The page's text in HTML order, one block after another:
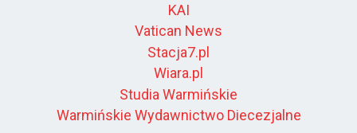
KAI
Vatican News
Stacja7.pl
Wiara.pl
Studia Warmińskie
Warmińskie Wydawnictwo Diecezjalne